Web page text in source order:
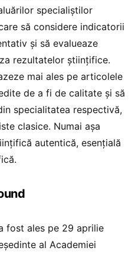
specialiștilor
să considere indicatorii
și să evalueaze
rezultatelor științifice.
mai ales pe articolele
de a fi de calitate și să
specialitatea respectivă,
clasice. Numai așa
autentică, esențială
fost ales pe 29 aprilie
al Academiei